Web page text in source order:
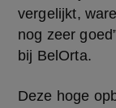
vergelijkt,
nog zeer
bij BelOrta.
Deze hoge